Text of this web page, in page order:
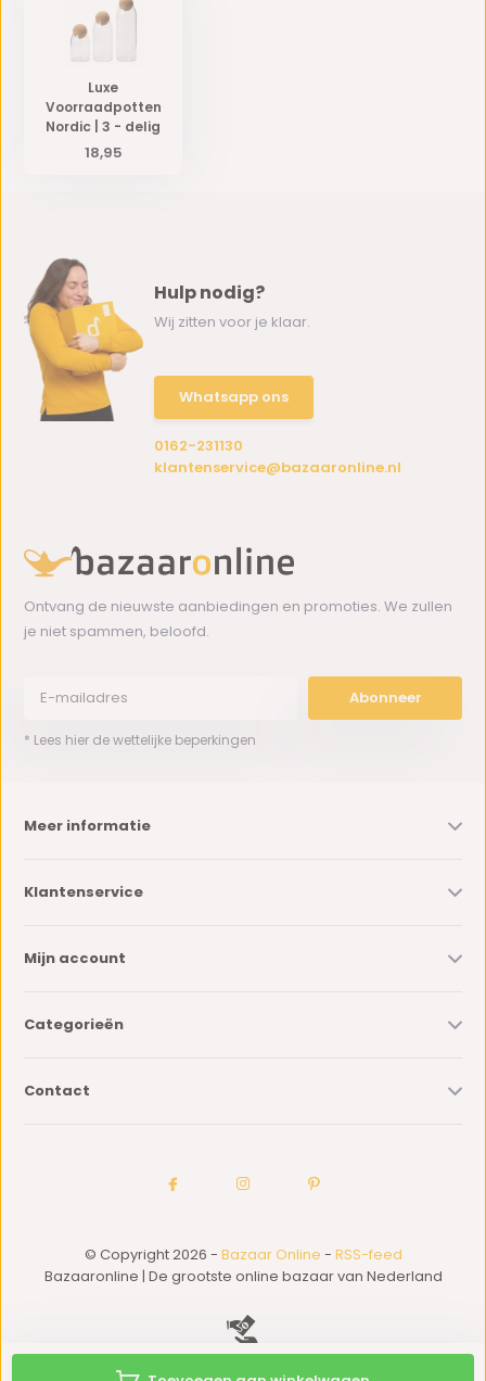
Luxe
Voorraadpotten
Nordic | 3 - delig
18,95
Hulp nodig?
Wij zitten voor je klaar.
Whatsapp ons
0162-231130
klantenservice@bazaaronline.nl
Ontvang de nieuwste aanbiedingen en promoties. We zullen
je niet spammen, beloofd.
Abonneer
* Lees hier de wettelijke beperkingen
Meer informatie
Klantenservice
Mijn account
Categorieën
Contact
© Copyright 2026 - Bazaar Online - RSS-feed
Bazaaronline | De grootste online bazaar van Nederland